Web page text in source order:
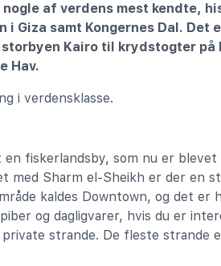
af verdens mest kendte,
i Giza samt Kongernes Dal.
Kairo til krydstogter
Hav.
i verdensklasse.
en fiskerlandsby, som nu er
med Sharm el-Sheikh er der en
kaldes Downtown, og det
og dagligvarer, hvis du er
strande. De fleste strande